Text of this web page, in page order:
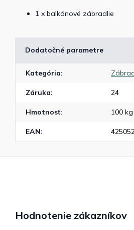
1 x balkónové zábradlie
Dodatočné parametre
Kategória:
Záruka: 24
Hmotnosť: 100 kg
EAN:
Hodnotenie zákazníkov